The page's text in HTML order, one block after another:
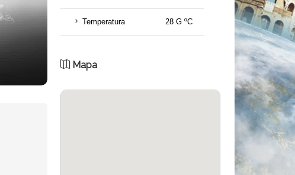
Temperatura 28 G ºC
Mapa